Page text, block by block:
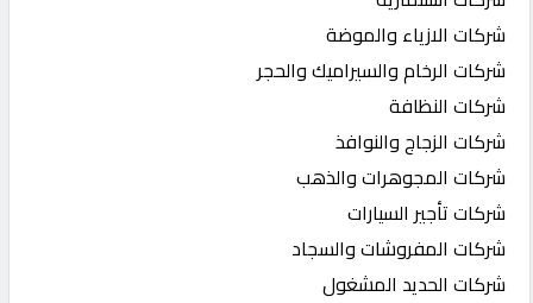
شركات الازياء والموضة
شركات الرخام والسيراميك والحجر
شركات النظافة
شركات الزجاج والنوافذ
شركات المجوهرات والذهب
شركات تأجير السيارات
شركات المفروشات والسجاد
شركات الحديد المشغول